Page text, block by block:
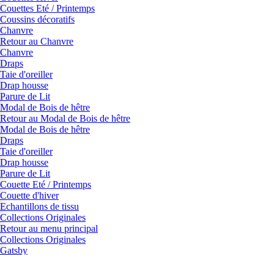
Couettes Eté / Printemps
Coussins décoratifs
Chanvre
Retour au Chanvre
Chanvre
Draps
Taie d'oreiller
Drap housse
Parure de Lit
Modal de Bois de hêtre
Retour au Modal de Bois de hêtre
Modal de Bois de hêtre
Draps
Taie d'oreiller
Drap housse
Parure de Lit
Couette Eté / Printemps
Couette d'hiver
Echantillons de tissu
Collections Originales
Retour au menu principal
Collections Originales
Gatsby